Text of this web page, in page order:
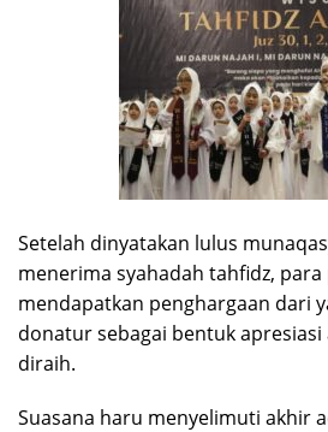
Setelah dinyatakan lulus
menerima syahadah tahfidz, para
mendapatkan penghargaan dari
donatur sebagai bentuk
diraih.
Suasana haru menyelimuti akhir